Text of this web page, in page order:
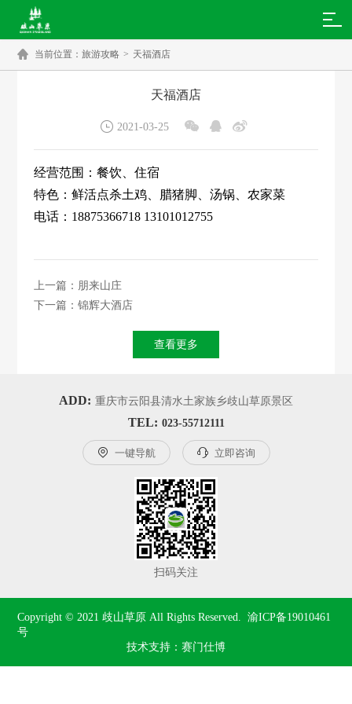
 当前位置：旅游攻略 > 天福酒店
天福酒店
 2021-03-25   
经营范围：餐饮、住宿
特色：鲜活点杀土鸡、腊猪脚、汤锅、农家菜
电话：18875366718 13101012755
上一篇：朋来山庄
下一篇：锦辉大酒店
查看更多
ADD: 重庆市云阳县清水土家族乡歧山草原景区
TEL: 023-55712111
 一键导航  立即咨询
扫码关注
Copyright © 2021 歧山草原 All Rights Reserved. 渝ICP备19010461
号
技术支持：赛门仕博